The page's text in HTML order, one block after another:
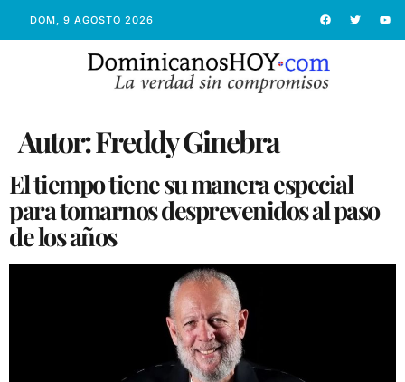
DOM, 9 AGOSTO 2026
Autor:Freddy Ginebra
El tiempo tiene su manera especial
para tomarnos desprevenidos al paso
de los años